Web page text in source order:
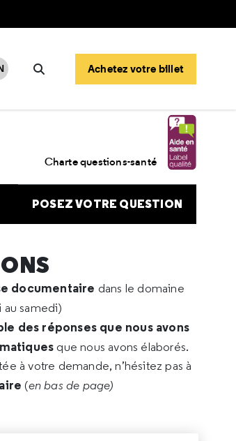
Rechercher
Achetez votre billet
Charte questions-santé
POSEZ VOTRE QUESTION
documentaire dans le domaine
au samedi)
des réponses que nous avons
que nous avons élaborés.
à votre demande, n’hésitez pas à
(en bas de page)